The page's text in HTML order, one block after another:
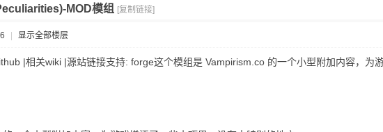
MOD模组 [复制链接]
显示全部楼层
|相关wiki |源站链接支持: forge这个模组是 Vampirism.co 的一个小型附加内容，为